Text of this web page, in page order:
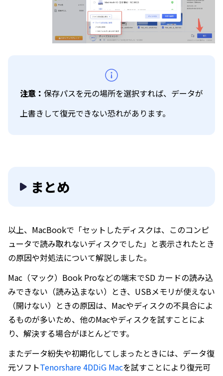
注意： 保存パスを元の場所を選択すれば、データが
上書きして復元できない恐れがあります。
まとめ
以上、MacBookで「セットしたディスクは、このコンピ
ュータで読み取れないディスクでした」と表示されたとき
の原因や対処法について解説しました。
Mac（マック）Book Proなどの端末でSD カードの読み込
みできない（読み込まない）とき、USBメモリが使えない
（開けない）ときの原因は、Macやディスクの不具合によ
るものが多いため、他のMacやディスクを試すことによ
り、解決する場合がほとんどです。
またデータ紛失や初期化してしまったときには、データ復
元ソフトTenorshare 4DDiG Macを試すことにより復元可